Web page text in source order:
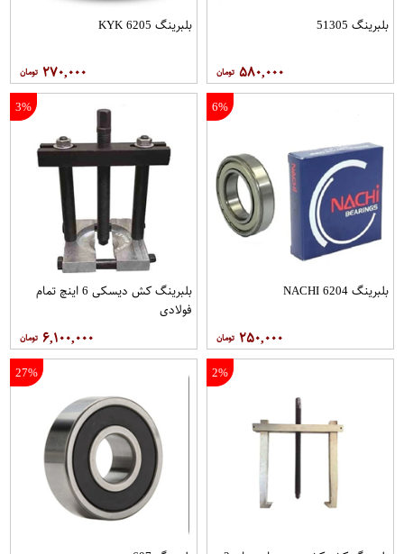
بلبرینگ 51305
۵۸۰,۰۰۰
بلبرینگ 6205 KYK
۲۷۰,۰۰۰
6%
بلبرینگ 6204 NACHI
۲۵۰,۰۰۰
3%
بلبرینگ کش دیسکی 6 اینچ تمام
فولادی
۶,۱۰۰,۰۰۰
2%
27%